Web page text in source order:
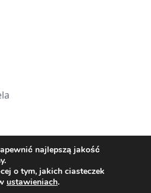
najlepszą jakość
o tym, jakich ciasteczek
ustawieniach.